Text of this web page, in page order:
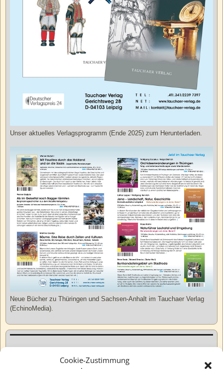
Cookie-Zustimmung
Unser aktuelles Verlagsprogramm (Ende 2025) zum Herunterladen.
Neue Bücher zu Thüringen und Sachsen-Anhalt im Tauchaer Verlag
(EchinoMedia).